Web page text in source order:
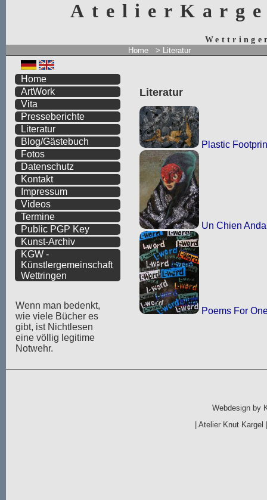
Home > Literatur
Literatur
Plastic
Un Chien
Poems For
Home
ArtWork
Vita
Presseberichte
Literatur
Blog/Gästebuch
Fotos
Datenschutz
Kontakt
Impressum
Videos
Termine
Public PGP Key
Kunst-Archiv
KGW -
Künstlergemeinschaft
Wettringen
Wenn man bedenkt,
wie viele Bücher es
gibt, ist Nichtlesen
eine völlig legitime
Notwehr.
Webdesign by
|Atelier Knut Kargel